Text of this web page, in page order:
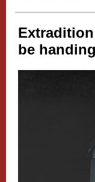
be